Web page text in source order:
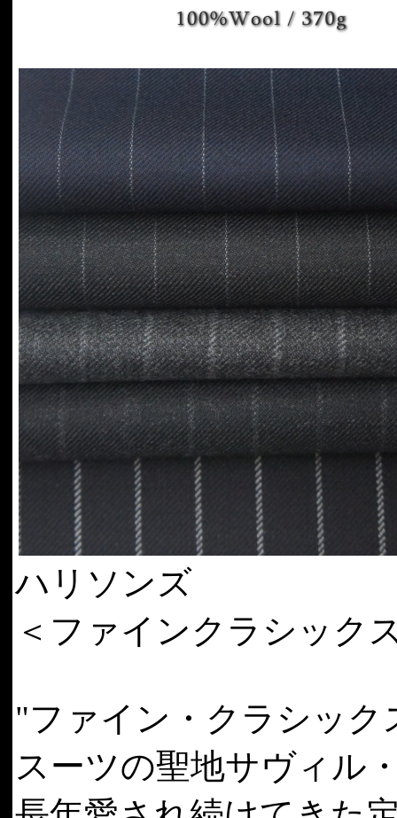
ハリソンズ
＜ファインクラシック
"ファイン・クラシック
スーツの聖地サヴィル